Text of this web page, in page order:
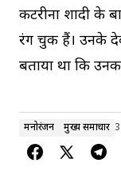
कटरीना शादी के
रंग चुकी हैं। उनके
बताया था कि
मनोरंजन मुख्य समाचार